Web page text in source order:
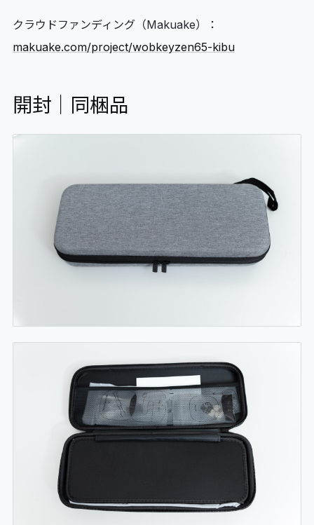
クラウドファンディング（Makuake）：
makuake.com/project/wobkeyzen65-kibu
開封｜同梱品